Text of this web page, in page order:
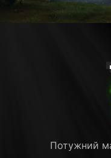
Потужний